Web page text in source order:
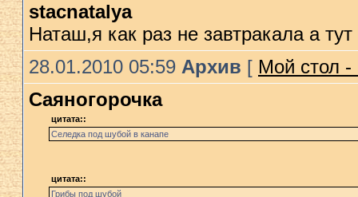
stacnatalya
Наташ,я как раз не завтракала а
28.01.2010 05:59 Архив [ Мой стол -
Саяногорочка
цитата::
Селедка под шубой в канапе
цитата::
Грибы под шубой